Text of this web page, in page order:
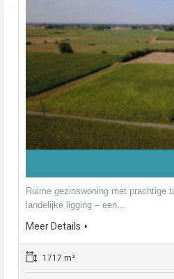
Ruime gezinswoning met prachtige
landelijke ligging – een…
Meer Details
1717 m²